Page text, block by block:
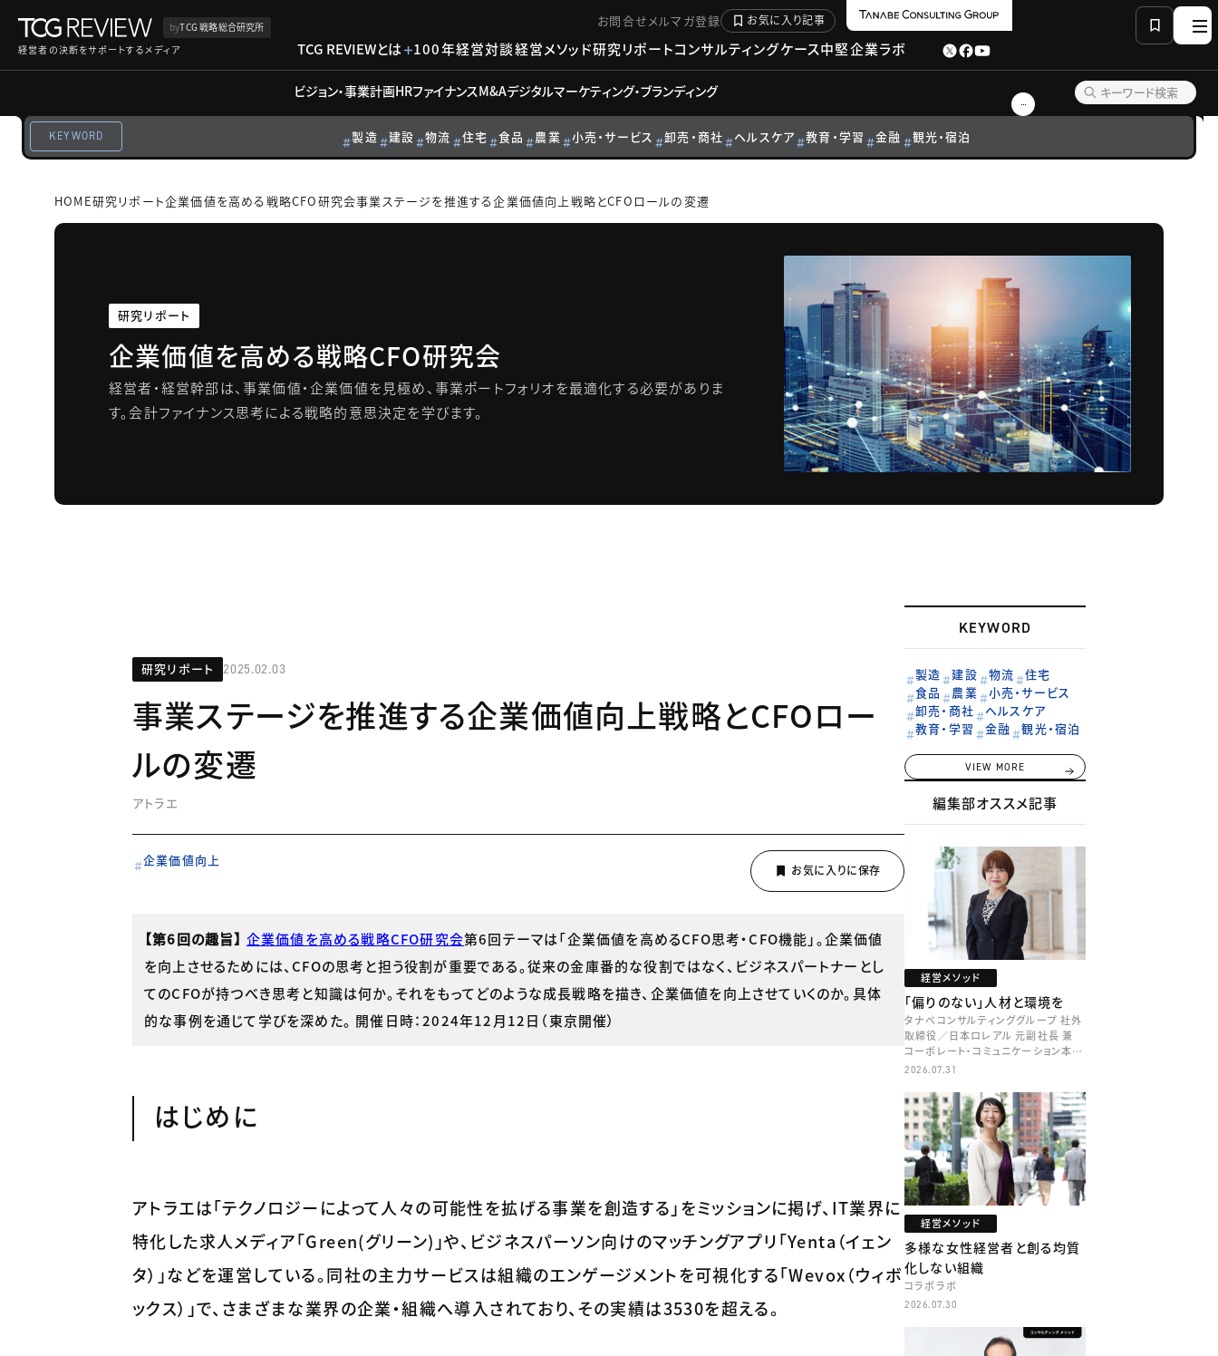
byTCG 戦略総合研究所
経営者の決断をサポートするメディア
お問合せメルマガ登録 お気に入り記事
TCG REVIEWとは 100年経営対談経営メソッド研究リポートコンサルティングケース中堅企業ラボ
ビジョン・事業計画HRファイナンスM&Aデジタルマーケティング・ブランディング
KEYWORD 製造 建設 物流 住宅 食品 農業 小売・サービス 卸売・商社 ヘルスケア 教育・学習 金融 観光・宿泊
HOME研究リポート企業価値を高める戦略CFO研究会事業ステージを推進する企業価値向上戦略とCFOロールの変遷
研究リポート
企業価値を高める戦略CFO研究会
経営者・経営幹部は、事業価値・企業価値を見極め、事業ポートフォリオを最適化する必要がありま
す。会計ファイナンス思考による戦略的意思決定を学びます。
研究リポート 2025.02.03
事業ステージを推進する企業価値向上戦略とCFOロー
ルの変遷
アトラエ
企業価値向上
【第6回の趣旨】 企業価値を高める戦略CFO研究会第6回テーマは「企業価値を高めるCFO思考・CFO機能」。企業価値
を向上させるためには、CFOの思考と担う役割が重要である。従来の金庫番的な役割ではなく、ビジネスパートナーとし
てのCFOが持つべき思考と知識は何か。それをもってどのような成長戦略を描き、企業価値を向上させていくのか。具体
的な事例を通じて学びを深めた。 開催日時：2024年12月12日（東京開催）
はじめに
アトラエは「テクノロジーによって人々の可能性を拡げる事業を創造する」をミッションに掲げ、IT業界に
特化した求人メディア「Green(グリーン)」や、ビジネスパーソン向けのマッチングアプリ「Yenta（イェン
タ）」などを運営している。同社の主力サービスは組織のエンゲージメントを可視化する「Wevox（ウィボ
ックス）」で、さまざまな業界の企業・組織へ導入されており、その実績は3530を超える。
KEYWORD
製造 建設 物流
住宅
食品
農業
小売・サービス
卸売・商社
ヘルスケア
教育・学習
金融 観光・宿泊
VIEW MORE
編集部オススメ記事
経営メソッド
「偏りのない」人材と環境を
タナベコンサルティンググループ 社外
取締役／日本ロレアル 元副社長 兼
コーポレート・コミュニケーション本部
本部長／キャリアコンサルタント 井村
2026.07.31
経営メソッド
多様な女性経営者と創る均質
化しない組織
コラボラボ
2026.07.30